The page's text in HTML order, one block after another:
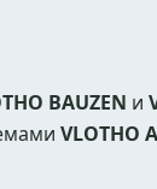
BAUZEN и
VLOTHO